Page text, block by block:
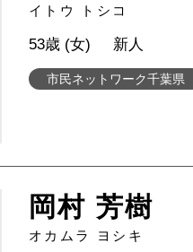
イトウ トシコ
市民ネットワーク千葉県
53歳 (女) 新人
岡村 芳樹
オカムラ ヨシキ